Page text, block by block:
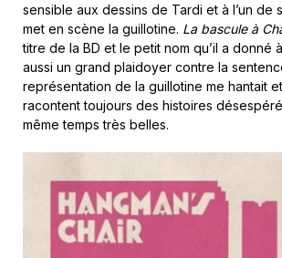
sensible aux dessins de Tardi et à l’un de
met en scène la guillotine. La bascule à
titre de la BD et le petit nom qu’il a donné
aussi un grand plaidoyer contre la
représentation de la guillotine me hantait
racontent toujours des histoires
même temps très belles.